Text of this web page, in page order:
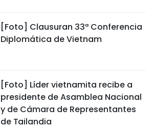
[Foto] Clausuran 33ª Conferencia
Diplomática de Vietnam
[Foto] Líder vietnamita recibe a
presidente de Asamblea Nacional
y de Cámara de Representantes
de Tailandia